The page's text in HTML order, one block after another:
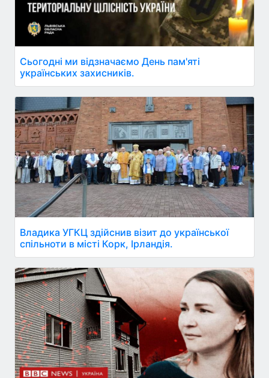
Сьогодні ми відзначаємо День пам'яті
українських захисників.
Владика УГКЦ здійснив візит до української
спільноти в місті Корк, Ірландія.